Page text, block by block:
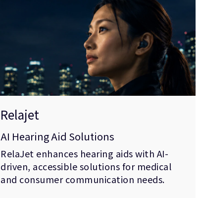
Relajet
AI Hearing Aid Solutions
RelaJet enhances hearing aids with AI-
driven, accessible solutions for medical
and consumer communication needs.